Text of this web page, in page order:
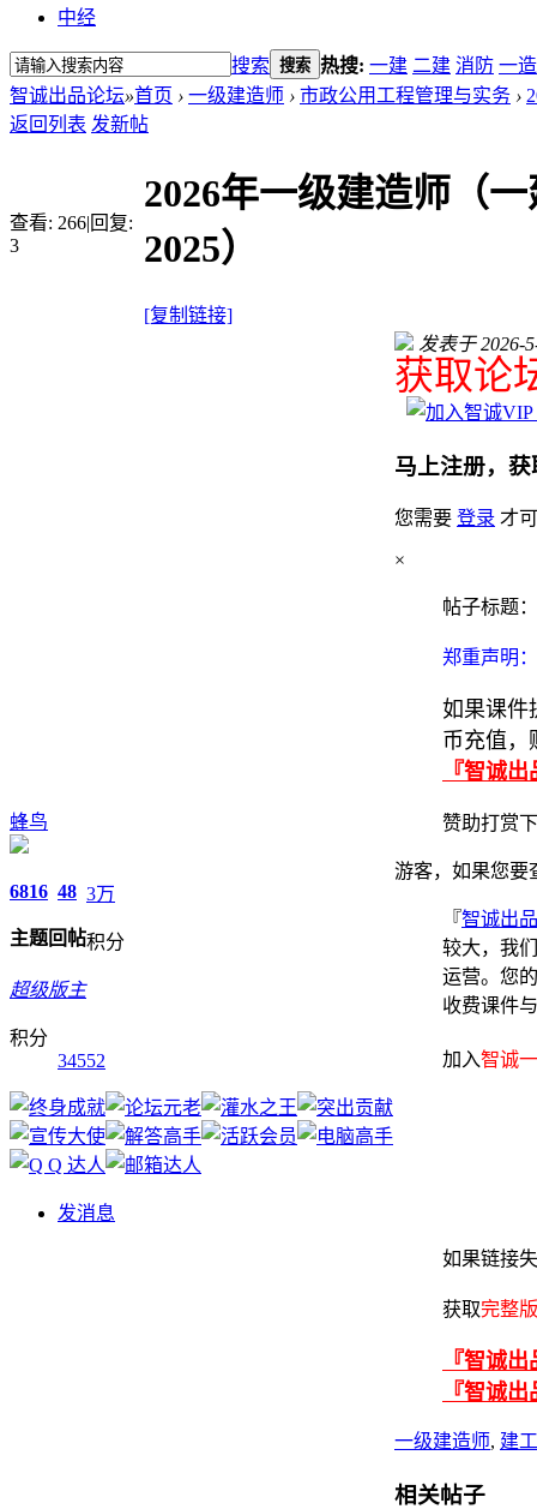
中经
搜索 搜索 热搜: 一建 二建 消防 一造
智诚出品论坛»首页 › 一级建造师 › 市政公用工程管理与实务 ›
返回列表 发新帖
查看: 266|回复:
3
2026年一级建造师（
2025）
[复制链接]
蜂鸟
6816
主题
48
回帖
3万
积分
超级版主
积分
34552
发消息
发表于 2026-
获取论
马上注册，
您需要 登录 才
×
帖子标题
郑重声明
如果课件
币充值，
『智诚
赞助打赏
游客，如果您要
『智诚出品
较大，我
运营。您
收费课件与
加入智诚
如果链接
获取完整版
『智诚
『智诚
一级建造师, 建
相关帖子